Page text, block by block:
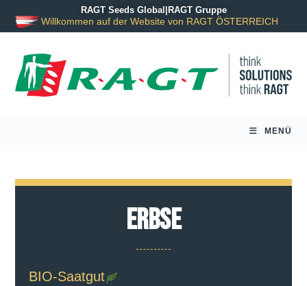
Willkommen auf der Website von RAGT ÖSTERREICH
RAGT Seeds Global RAGT Gruppe
MENÜ
Erbse
BIO-Saatgut